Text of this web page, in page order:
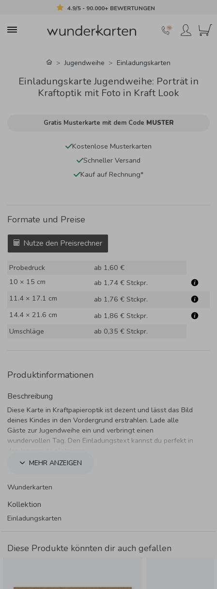
4.9/5 - 90.000+ BEWERTUNGEN
Jugendweihe Einladungskarten
Einladungskarte Jugendweihe: Porträt in
Kraftoptik mit Foto in Kraft Look
Gratis Musterkarte mit dem Code MUSTER
Kostenlose Musterkarten
Schneller Versand
Kauf auf Rechnung*
Formate und Preise
Nutze den Preisrechner
Probedruck
ab 1,60 €
10 × 15 cm
ab 1,74 € Stckpr.
11.4 × 17.1 cm
ab 1,76 € Stckpr.
14.4 × 21.6 cm
ab 1,86 € Stckpr.
Umschläge
ab 0,35 € Stckpr.
Produktinformationen
Beschreibung
Diese Karte in Kraftpapieroptik ist dezent und lässt das Bild
deines Kindes in den Vordergrund erstrahlen. Lade alle
Gäste zur Jugendweihe ein und verbringt einen
wundervollen Tag. Den Einladungstext kannst du perfekt in
MEHR ANZEIGEN
Wunderkarten
Kollektion
Einladungskarten
Diese Produkte könnten dir auch gefallen